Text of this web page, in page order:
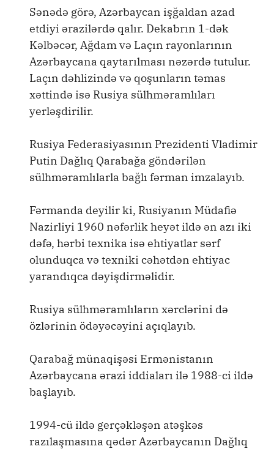
Sənədə görə, Azərbaycan işğaldan azad
etdiyi ərazilərdə qalır. Dekabrın 1-dək
Kəlbəcər, Ağdam və Laçın rayonlarının
Azərbaycana qaytarılması nəzərdə tutulur.
Laçın dəhlizində və qoşunların təmas
xəttində isə Rusiya sülhməramlıları
yerləşdirilir.
Rusiya Federasiyasının Prezidenti Vladimir
Putin Dağlıq Qarabağa göndərilən
sülhməramlılarla bağlı fərman imzalayıb.
Fərmanda deyilir ki, Rusiyanın Müdafiə
Nazirliyi 1960 nəfərlik heyət ildə ən azı iki
dəfə, hərbi texnika isə ehtiyatlar sərf
olunduqca və texniki cəhətdən ehtiyac
yarandıqca dəyişdirməlidir.
Rusiya sülhməramlıların xərclərini də
özlərinin ödəyəcəyini açıqlayıb.
Qarabağ münaqişəsi Ermənistanın
Azərbaycana ərazi iddiaları ilə 1988-ci ildə
başlayıb.
1994-cü ildə gerçəkləşən atəşkəs
razılaşmasına qədər Azərbaycanın Dağlıq